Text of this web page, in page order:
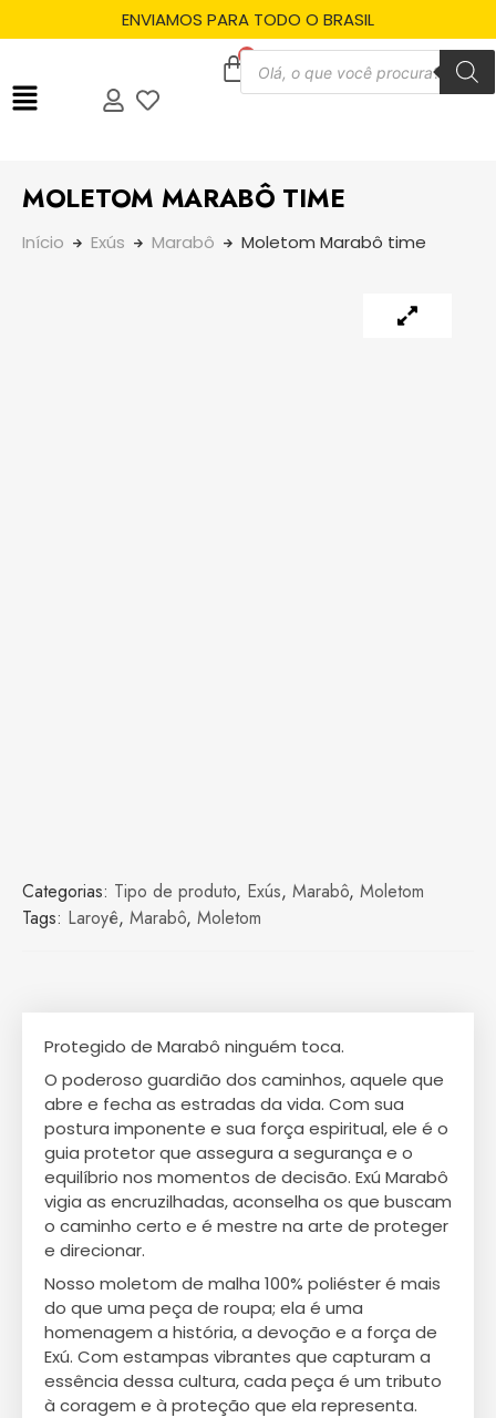
ENVIAMOS PARA TODO O BRASIL
MOLETOM MARABÔ TIME
Início Exús Marabô Moletom Marabô time
Categorias: Tipo de produto, Exús, Marabô, Moletom
Tags: Laroyê, Marabô, Moletom
Protegido de Marabô ninguém toca.
O poderoso guardião dos caminhos, aquele que
abre e fecha as estradas da vida. Com sua
postura imponente e sua força espiritual, ele é o
guia protetor que assegura a segurança e o
equilíbrio nos momentos de decisão. Exú Marabô
vigia as encruzilhadas, aconselha os que buscam
o caminho certo e é mestre na arte de proteger
e direcionar.
Nosso moletom de malha 100% poliéster é mais
do que uma peça de roupa; ela é uma
homenagem a história, a devoção e a força de
Exú. Com estampas vibrantes que capturam a
essência dessa cultura, cada peça é um tributo
à coragem e à proteção que ela representa.